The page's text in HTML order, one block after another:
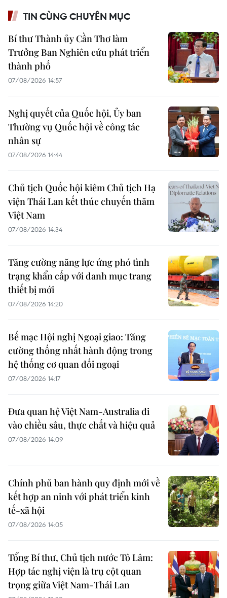
TIN CÙNG CHUYÊN MỤC
Bí thư Thành ủy Cần Thơ làm
Trưởng Ban Nghiên cứu phát triển
thành phố
07/08/2026 14:57
Nghị quyết của Quốc hội, Ủy ban
Thường vụ Quốc hội về công tác
nhân sự
07/08/2026 14:44
Chủ tịch Quốc hội kiêm Chủ tịch Hạ
viện Thái Lan kết thúc chuyến thăm
Việt Nam
07/08/2026 14:34
Tăng cường năng lực ứng phó tình
trạng khẩn cấp với danh mục trang
thiết bị mới
07/08/2026 14:20
Bế mạc Hội nghị Ngoại giao: Tăng
cường thống nhất hành động trong
hệ thống cơ quan đối ngoại
07/08/2026 14:17
Đưa quan hệ Việt Nam-Australia đi
vào chiều sâu, thực chất và hiệu quả
07/08/2026 14:09
Chính phủ ban hành quy định mới về
kết hợp an ninh với phát triển kinh
tế-xã hội
07/08/2026 14:05
Tổng Bí thư, Chủ tịch nước Tô Lâm:
Hợp tác nghị viện là trụ cột quan
trọng giữa Việt Nam-Thái Lan